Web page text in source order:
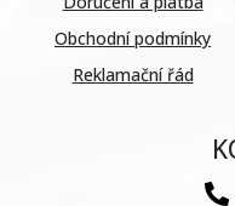
Obchodní podmínky
Reklamační řád